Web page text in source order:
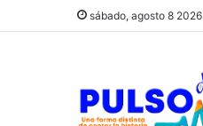
sábado, agosto 8 2026